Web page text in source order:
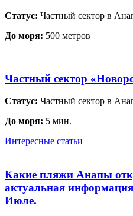
Статус: Частный сектор в
До моря: 500 метров
Частный сектор
Статус: Частный сектор в
До моря: 5 мин.
Интересные статьи
Какие пляжи Анапы
актуальная
Июле.